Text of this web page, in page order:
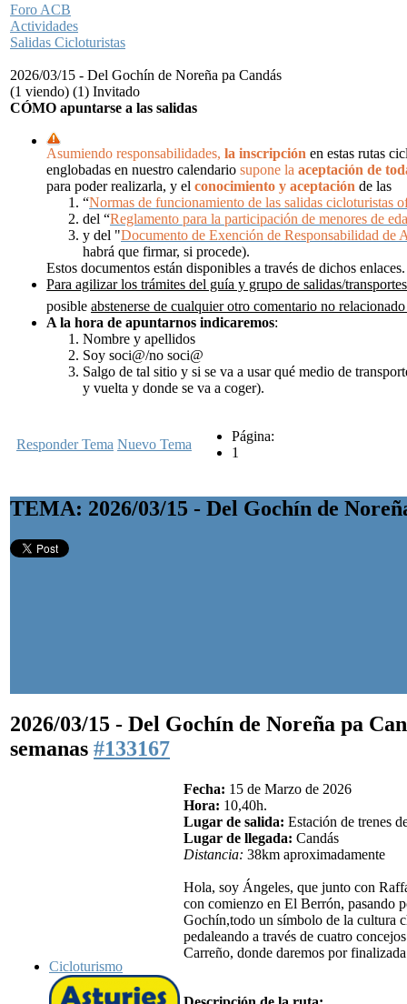
Foro ACB
Actividades
Salidas Cicloturistas
2026/03/15 - Del Gochín de Noreña pa Candás
(1 viendo) (1) Invitado
CÓMO apuntarse a las salidas
Asumiendo responsabilidades, la inscripción en estas rutas
englobadas en nuestro calendario supone la aceptación de
para poder realizarla, y el conocimiento y aceptación de las
“Normas de funcionamiento de las salidas cicloturistas
del “Reglamento para la participación de menores de
y del "Documento de Exención de Responsabilidad de
habrá que firmar, si procede).
Estos documentos están disponibles a través de dichos enlaces.
Para agilizar los trámites del guía y grupo de salidas/transportes
posible abstenerse de cualquier otro comentario no
A la hora de apuntarnos indicaremos:
Nombre y apellidos
Soy soci@/no soci@
Salgo de tal sitio y si se va a usar qué medio de
y vuelta y donde se va a coger).
Responder Tema Nuevo Tema
Página:
1
TEMA: 2026/03/15 - Del Gochín de
2026/03/15 - Del Gochín de Noreña pa
semanas #133167
Cicloturismo
Fecha: 15 de Marzo de 2026
Hora: 10,40h.
Lugar de salida: Estación de trenes
Lugar de llegada: Candás
Distancia: 38km aproximadamente
Hola, soy Ángeles, que junto con
con comienzo en El Berrón, pasando
Gochín,todo un símbolo de la cultura
pedaleando a través de cuatro
Carreño, donde daremos por